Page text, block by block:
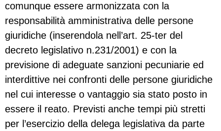
comunque essere armonizzata con la
responsabilità amministrativa delle persone
giuridiche (inserendola nell’art. 25-ter del
decreto legislativo n.231/2001) e con la
previsione di adeguate sanzioni pecuniarie ed
interdittive nei confronti delle persone giuridiche
nel cui interesse o vantaggio sia stato posto in
essere il reato. Previsti anche tempi più stretti
per l’esercizio della delega legislativa da parte